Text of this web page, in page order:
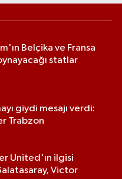
Belçika ve Fransa
statlar
giydi mesajı verdi:
Trabzon
United'ın ilgisi
Victor